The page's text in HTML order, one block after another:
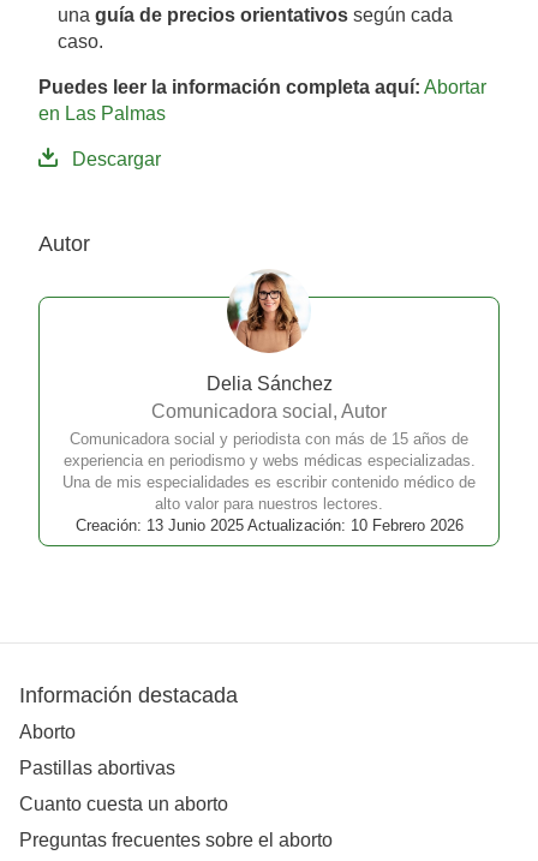
una guía de precios orientativos según cada
caso.
Puedes leer la información completa aquí: Abortar
en Las Palmas
Descargar
Autor
Delia Sánchez
Comunicadora social, Autor
Comunicadora social y periodista con más de 15 años de
experiencia en periodismo y webs médicas especializadas.
Una de mis especialidades es escribir contenido médico de
alto valor para nuestros lectores.
Creación: 13 Junio 2025 Actualización: 10 Febrero 2026
Información destacada
Aborto
Pastillas abortivas
Cuanto cuesta un aborto
Preguntas frecuentes sobre el aborto